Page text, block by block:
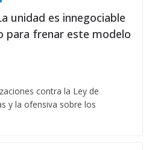
unidad es innegociable
para frenar este modelo
contra la Ley de
y la ofensiva sobre los